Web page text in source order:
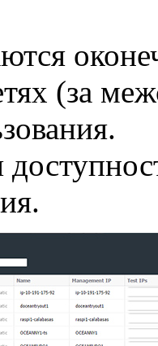
(за